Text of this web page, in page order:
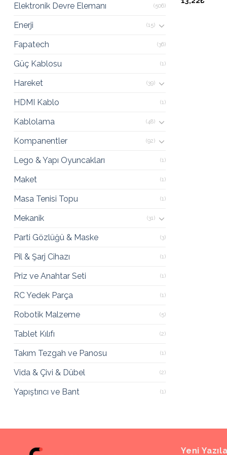
Elektronik Devre Elemanı (506)
Enerji (15)
Fapatech (36)
Güç Kablosu (1)
Hareket (39)
HDMI Kablo (1)
Kablolama (48)
Kompanentler (92)
Lego & Yapı Oyuncakları (1)
Maket (1)
Masa Tenisi Topu (1)
Mekanik (31)
Parti Gözlüğü & Maske (3)
Pil & Şarj Cihazı (1)
Priz ve Anahtar Seti (1)
RC Yedek Parça (1)
Robotik Malzeme (5)
Tablet Kılıfı (2)
Takım Tezgah ve Panosu (1)
Vida & Çivi & Dübel (2)
Yapıştırıcı ve Bant (1)
Yeni